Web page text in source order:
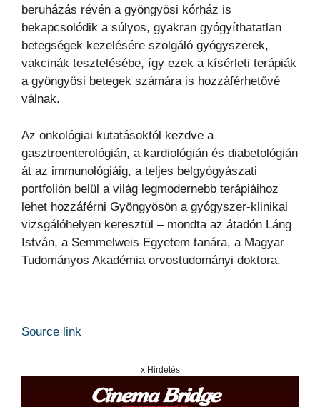
beruházás révén a gyöngyösi kórház is
bekapcsolódik a súlyos, gyakran gyógyíthatatlan
betegségek kezelésére szolgáló gyógyszerek,
vakcinák tesztelésébe, így ezek a kísérleti terápiák
a gyöngyösi betegek számára is hozzáférhetővé
válnak.
Az onkológiai kutatásoktól kezdve a
gasztroenterológián, a kardiológián és diabetológián
át az immunológiáig, a teljes belgyógyászati
portfolión belül a világ legmodernebb terápiáihoz
lehet hozzáférni Gyöngyösön a gyógyszer-klinikai
vizsgálóhelyen keresztül – mondta az átadón Láng
István, a Semmelweis Egyetem tanára, a Magyar
Tudományos Akadémia orvostudományi doktora.
Source link
x Hirdetés